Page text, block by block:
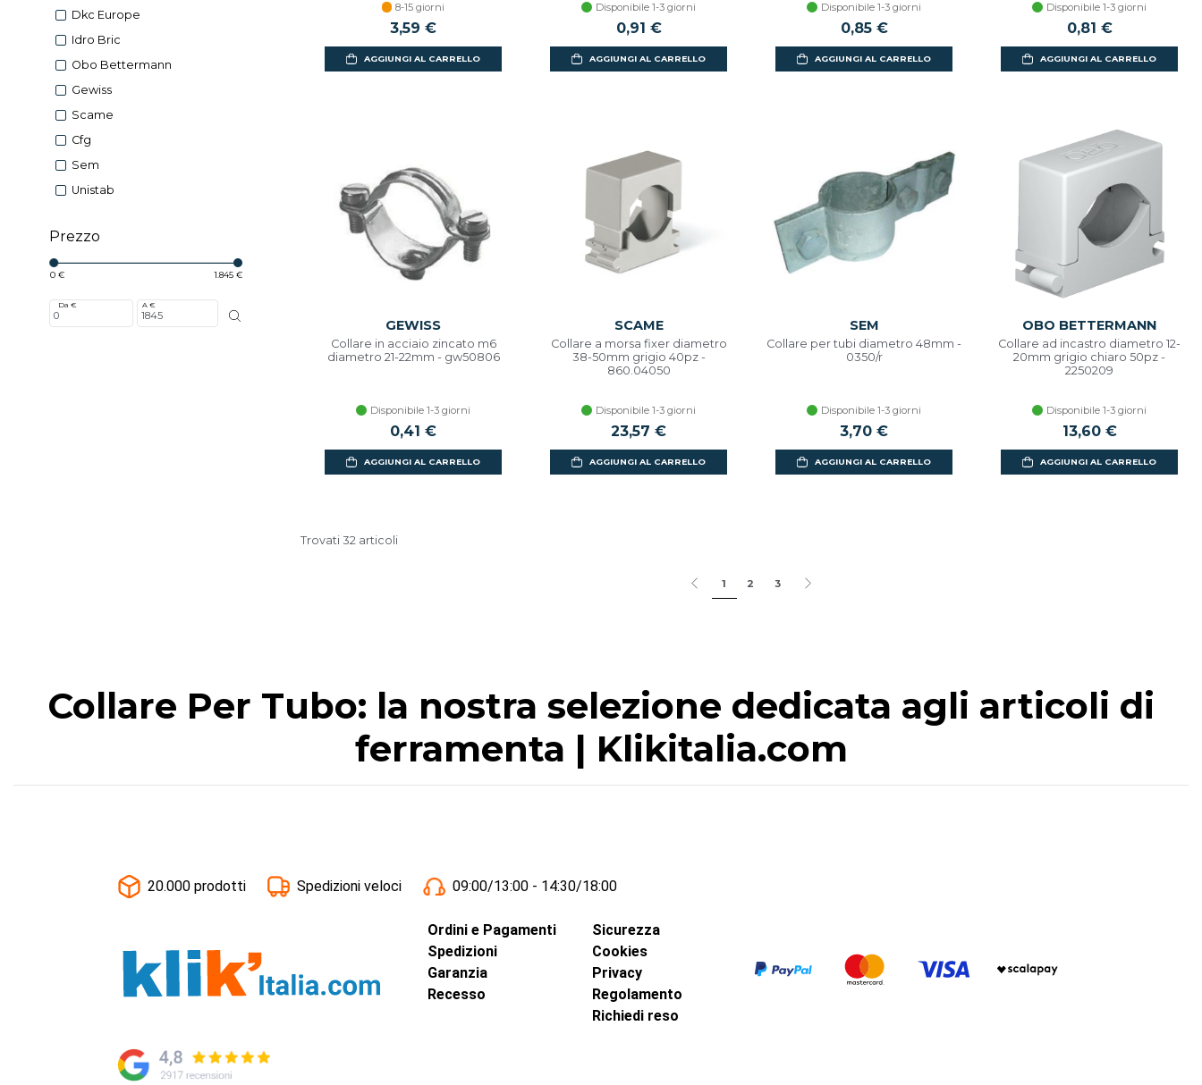
Dkc Europe
Idro Bric
Obo Bettermann
Gewiss
Scame
Cfg
Sem
Unistab
Prezzo
0 € 1.845 €
Da € A €
8-15 giorni
3,59 €
AGGIUNGI AL CARRELLO
Disponibile 1-3 giorni
0,91 €
AGGIUNGI AL CARRELLO
Disponibile 1-3 giorni
0,85 €
AGGIUNGI AL CARRELLO
Disponibile 1-3 giorni
0,81 €
AGGIUNGI AL CARRELLO
GEWISS
Collare in acciaio zincato m6
diametro 21-22mm - gw50806
Disponibile 1-3 giorni
0,41 €
AGGIUNGI AL CARRELLO
SCAME
Collare a morsa fixer diametro
38-50mm grigio 40pz -
860.04050
Disponibile 1-3 giorni
23,57 €
AGGIUNGI AL CARRELLO
SEM
Collare per tubi diametro 48mm -
0350/r
Disponibile 1-3 giorni
3,70 €
AGGIUNGI AL CARRELLO
OBO BETTERMANN
Collare ad incastro diametro 12-
20mm grigio chiaro 50pz -
2250209
Disponibile 1-3 giorni
13,60 €
AGGIUNGI AL CARRELLO
Trovati 32 articoli
1 2 3
Collare Per Tubo: la nostra selezione dedicata agli articoli di
ferramenta | Klikitalia.com
20.000 prodotti Spedizioni veloci 09:00/13:00 - 14:30/18:00
Ordini e Pagamenti
Spedizioni
Garanzia
Recesso
Sicurezza
Cookies
Privacy
Regolamento
Richiedi reso